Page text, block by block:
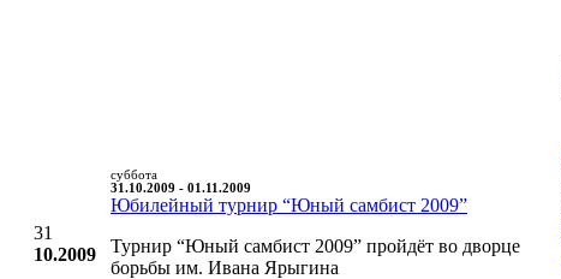
31
10.2009
суббота
31.10.2009 - 01.11.2009
Юбилейный турнир “Юный самбист 2009”
Турнир “Юный самбист 2009” пройдёт во дворце
борьбы им. Ивана Ярыгина